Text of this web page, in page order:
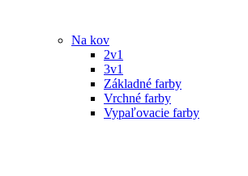
Na kov
2v1
3v1
Základné farby
Vrchné farby
Vypaľovacie farby